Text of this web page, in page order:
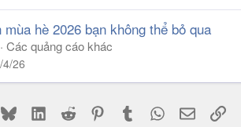
mùa hè 2026 bạn không thể bỏ qua
Các quảng cáo khác
4/26
BlueskyLinkedIn
Reddit PinterestTumblr WhatsApp
Email